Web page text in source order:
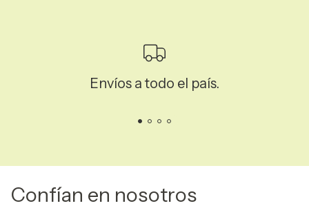
Envíos a todo el país.
Confían en nosotros